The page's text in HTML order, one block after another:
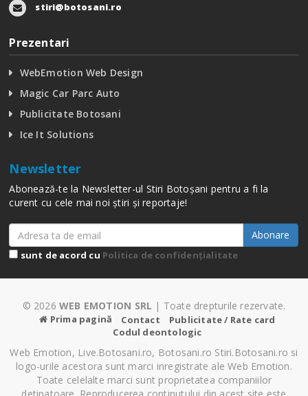
stiri@botosani.ro
Prezentari
WebEmotion Web Design
Magic Car Parc Auto
Publicitate Botosani
Ice It Solutions
Newsletter
Abonează-te la Newsletter-ul Stiri Botoșani pentru a fi la
curent cu cele mai noi știri și reportaje!
Abonare
sunt de acord cu Politica de confidențialitate
© 2026 WEB EMOTION SRL | Toate drepturile rezervate.
Prima pagină Contact
Publicitate / Rate card
Codul deontologic
Web Emotion, Live.Botosani.ro, Botosani.ro Stiri.Botosani.ro si
logo-urile acestora sunt marci inregistrate ale Web Emotion.
Toate celelalte marci sunt proprietatea companiilor